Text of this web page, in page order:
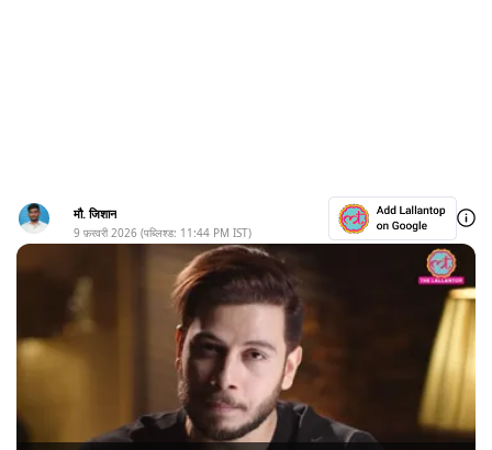
मौ. जिशान
9 फ़रवरी 2026 (पब्लिश्ड: 11:44 PM IST)